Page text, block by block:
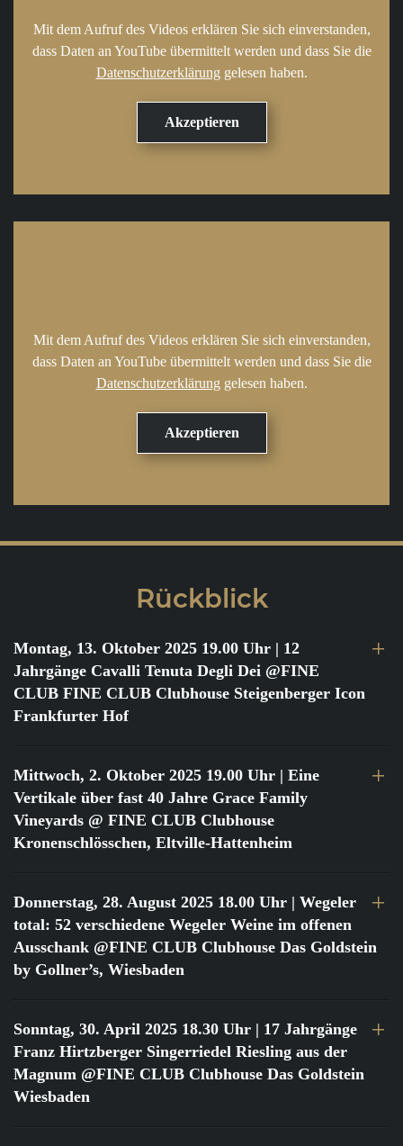
Mit dem Aufruf des Videos erklären Sie sich einverstanden,
dass Daten an YouTube übermittelt werden und dass Sie die
Datenschutzerklärung gelesen haben.
Mit dem Aufruf des Videos erklären Sie sich einverstanden,
dass Daten an YouTube übermittelt werden und dass Sie die
Datenschutzerklärung gelesen haben.
Rückblick
Montag, 13. Oktober 2025 19.00 Uhr | 12
Jahrgänge Cavalli Tenuta Degli Dei @FINE
CLUB FINE CLUB Clubhouse Steigenberger Icon
Frankfurter Hof
Mittwoch, 2. Oktober 2025 19.00 Uhr | Eine
Vertikale über fast 40 Jahre Grace Family
Vineyards @ FINE CLUB Clubhouse
Kronenschlösschen, Eltville-Hattenheim
Donnerstag, 28. August 2025 18.00 Uhr | Wegeler
total: 52 verschiedene Wegeler Weine im offenen
Ausschank @FINE CLUB Clubhouse Das Goldstein
by Gollner’s, Wiesbaden
Sonntag, 30. April 2025 18.30 Uhr | 17 Jahrgänge
Franz Hirtzberger Singerriedel Riesling aus der
Magnum @FINE CLUB Clubhouse Das Goldstein
Wiesbaden